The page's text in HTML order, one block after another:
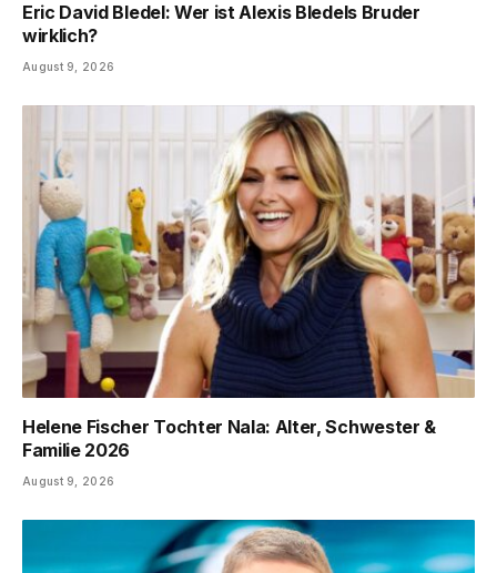
Eric David Bledel: Wer ist Alexis Bledels Bruder
wirklich?
August 9, 2026
Helene Fischer Tochter Nala: Alter, Schwester &
Familie 2026
August 9, 2026